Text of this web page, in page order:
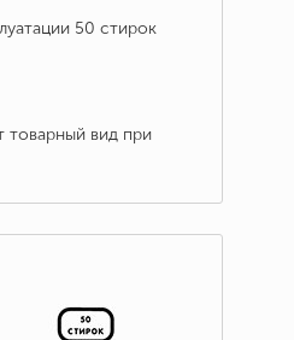
50 стирок
товарный вид при